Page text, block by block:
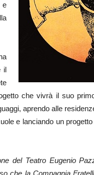
e
il
che vivrà il suo
aprendo alle
e lanciando un
del Teatro Eugenio
che la Compagnia